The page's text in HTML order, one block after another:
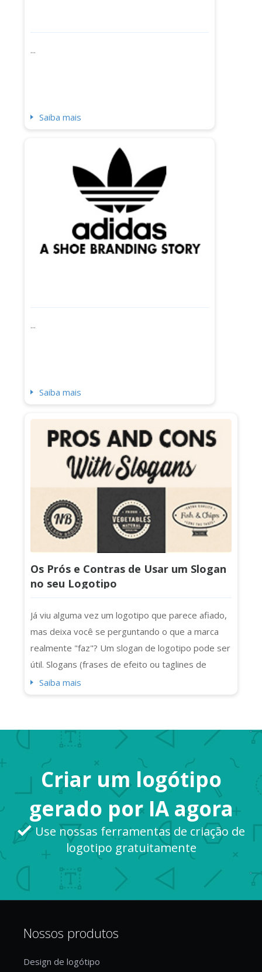
...
Saiba mais
...
Saiba mais
Os Prós e Contras de Usar um Slogan
no seu Logotipo
Já viu alguma vez um logotipo que parece afiado,
mas deixa você se perguntando o que a marca
realmente "faz"? Um slogan de logotipo pode ser
útil. Slogans (frases de efeito ou taglines de
logotipo) adicionam clareza e personalidade (e
vezes, um slogan apenas confunde a mensagem
ou lota o design. Se você está criando uma...
Saiba mais
Criar um logótipo
gerado por IA agora
Use nossas ferramentas de criação de
logotipo gratuitamente
Nossos produtos
Design de logótipo